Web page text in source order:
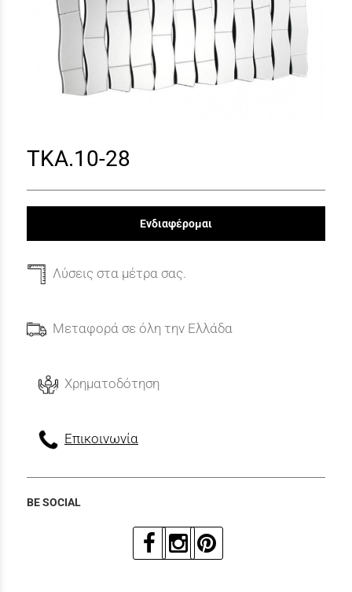
TKA.10-28
Ενδιαφέρομαι
Λύσεις στα μέτρα σας.
Μεταφορά σε όλη την Ελλάδα
Χρηματοδότηση
Επικοινωνία
BE SOCIAL